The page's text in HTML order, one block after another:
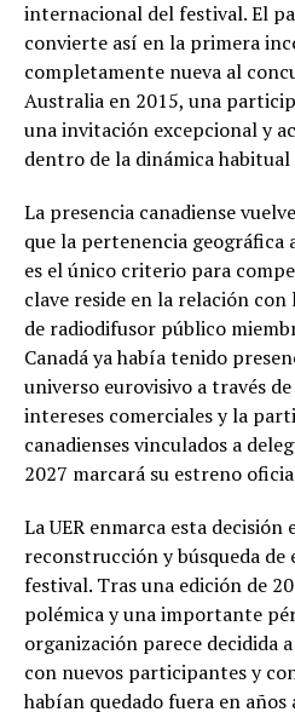
internacional del festival. El
convierte así en la primera
completamente nueva al
Australia en 2015, una
una invitación excepcional y
dentro de la dinámica habitual
La presencia canadiense
que la pertenencia
es el único criterio para
clave reside en la relación con
de radiodifusor público
Canadá ya había tenido
universo eurovisivo a través
intereses comerciales y la
canadienses vinculados a
2027 marcará su estreno
La UER enmarca esta decisión
reconstrucción y búsqueda de
festival. Tras una edición de
polémica y una importante
organización parece decidida
con nuevos participantes y
habían quedado fuera en